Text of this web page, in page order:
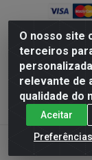
O nosso site
terceiros
relevante de
qualidade do
Aceitar
Distribuidora
Flores,